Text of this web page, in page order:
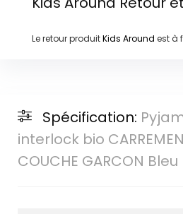
Le retour produitKids Around est à
Spécification:
interlock bio
COUCHE GARCON Bleu